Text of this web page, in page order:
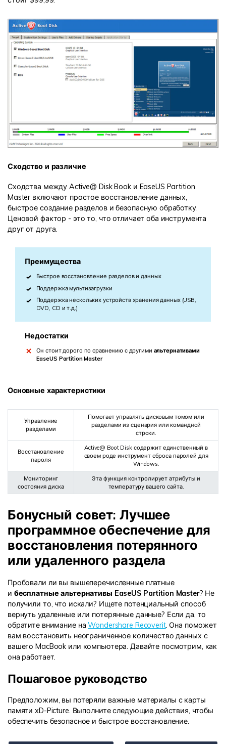
Сходство и различие
Сходства между Active@ Disk Book и EaseUS Partition
Master включают простое восстановление данных,
быстрое создание разделов и безопасную обработку.
Ценовой фактор - это то, что отличает оба инструмента
друг от друга.
Преимущества
Быстрое восстановление разделов и данных
Поддержка мультизагрузки
Поддержка нескольких устройств хранения данных (USB,
DVD, CD и т.д.)
Недостатки
Он стоит дорого по сравнению с другими альтернативами
EaseUS Partition Master
Основные характеристики
Управление
разделами
Помогает управлять дисковым томом или
разделами из сценария или командной
строки.
Восстановление
пароля
Active@ Boot Disk содержит единственный в
своем роде инструмент сброса паролей для
Windows.
Мониторинг
состояния диска
Эта функция контролирует атрибуты и
температуру вашего сайта.
Бонусный совет: Лучшее
программное обеспечение для
восстановления потерянного
или удаленного раздела
Пробовали ли вы вышеперечисленные платные
и бесплатные альтернативы EaseUS Partition Master? Не
получили то, что искали? Ищете потенциальный способ
вернуть удаленные или потерянные данные? Если да, то
обратите внимание на Wondershare Recoverit. Она поможет
вам восстановить неограниченное количество данных с
вашего MacBook или компьютера. Давайте посмотрим, как
она работает.
Пошаговое руководство
Предположим, вы потеряли важные материалы с карты
памяти xD-Picture. Выполните следующие действия, чтобы
обеспечить безопасное и быстрое восстановление.